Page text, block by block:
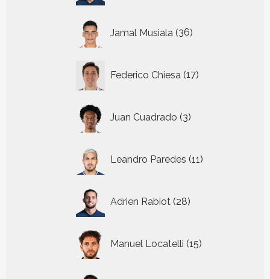
Jamal Musiala 36
producten
Federico Chiesa 17
producten
Juan Cuadrado 3
producten
Leandro Paredes 11
producten
Adrien Rabiot 28
producten
Manuel Locatelli 15
producten